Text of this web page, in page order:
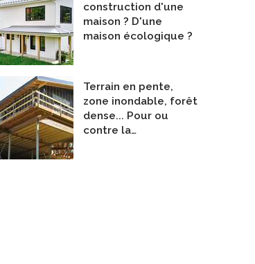
construction d'une
maison ? D'une
maison écologique ?
Terrain en pente,
zone inondable, forêt
dense... Pour ou
contre la…